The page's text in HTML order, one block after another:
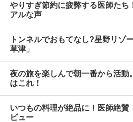
やりすぎ節約に疲弊する医師たち
アルな声
トンネルでおもてなし?星野リゾ
草津」
夜の旅を楽しんで朝一番から活動
はこれ！
いつもの料理が絶品に！医師絶賛
ビュー